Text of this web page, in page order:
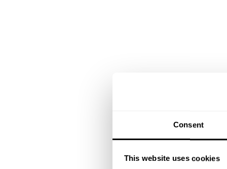
Consent
This website uses cookies